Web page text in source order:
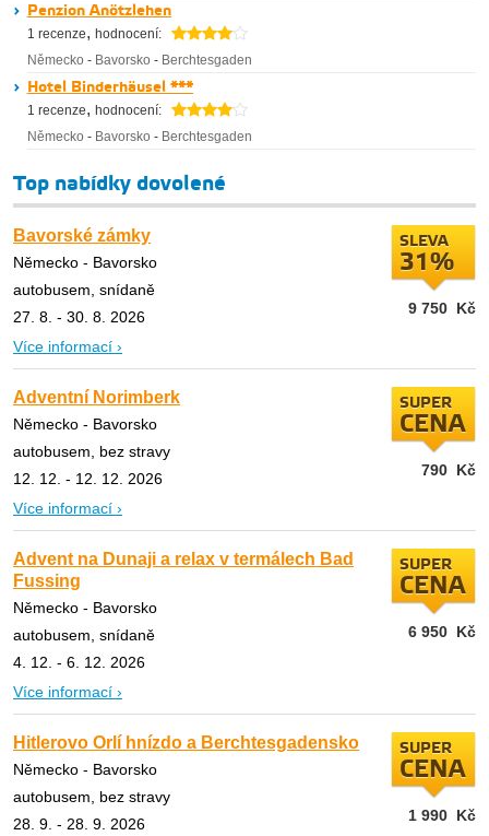
Penzion Anötzlehen
1 recenze, hodnocení:
Německo - Bavorsko - Berchtesgaden
Hotel Binderhäusel ***
1 recenze, hodnocení:
Německo - Bavorsko - Berchtesgaden
Top nabídky dovolené
Bavorské zámky
Německo - Bavorsko
autobusem, snídaně
27. 8. - 30. 8. 2026
Více informací ›
SLEVA
31%
9 750 Kč
Adventní Norimberk
Německo - Bavorsko
autobusem, bez stravy
12. 12. - 12. 12. 2026
Více informací ›
SUPER
CENA
790 Kč
Advent na Dunaji a relax v termálech Bad
Fussing
Německo - Bavorsko
autobusem, snídaně
4. 12. - 6. 12. 2026
Více informací ›
SUPER
CENA
6 950 Kč
Hitlerovo Orlí hnízdo a Berchtesgadensko
Německo - Bavorsko
autobusem, bez stravy
28. 9. - 28. 9. 2026
SUPER
CENA
1 990 Kč